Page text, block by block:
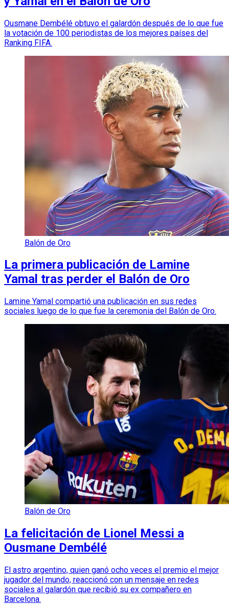
Ousmane Dembélé obtuvo el galardón después de lo que fue
la votación de 100 periodistas de los mejores países del
Ranking FIFA.
Balón de Oro
La primera publicación de Lamine
Yamal tras perder el Balón de Oro
Lamine Yamal compartió una publicación en sus redes
sociales luego de lo que fue la ceremonia del Balón de Oro.
Balón de Oro
La felicitación de Lionel Messi a
Ousmane Dembélé
El astro argentino, quien ganó ocho veces el premio el mejor
jugador del mundo, reaccionó con un mensaje en redes
sociales al galardón que recibió su ex compañero en
Barcelona.